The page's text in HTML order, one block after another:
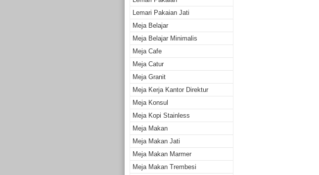
Lemari Pakaian Jati
Meja Belajar
Meja Belajar Minimalis
Meja Cafe
Meja Catur
Meja Granit
Meja Kerja Kantor Direktur
Meja Konsul
Meja Kopi Stainless
Meja Makan
Meja Makan Jati
Meja Makan Marmer
Meja Makan Trembesi